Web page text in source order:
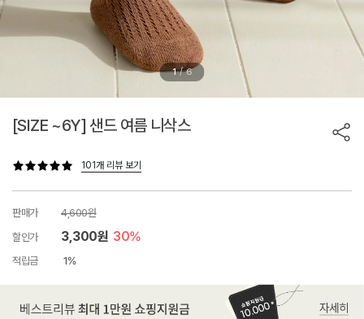
1 / 6
[SIZE ~6Y] 샌드 여름 니삭스
101개 리뷰 보기
판매가
4,600원
할인가
3,300원 30%
적립금 1%